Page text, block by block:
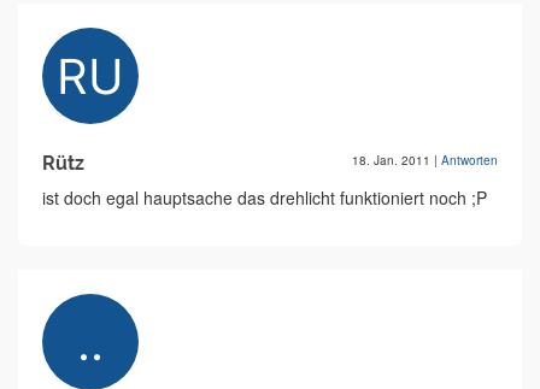
Rütz 18. Jan. 2011 | Antworten
ist doch egal hauptsache das drehlicht funktioniert noch ;P